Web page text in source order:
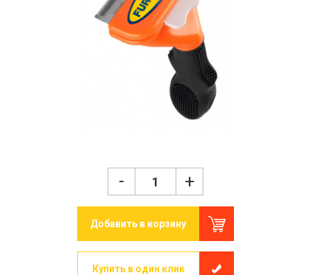
- +
Добавить в корзину
Купить в один клик